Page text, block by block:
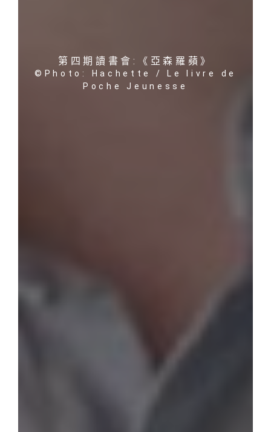
第四期讀書會:《亞森羅蘋》
©Photo: Hachette / Le livre de
Poche Jeunesse